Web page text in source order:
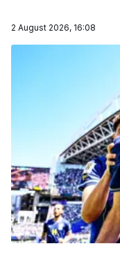
2 August 2026, 16:08